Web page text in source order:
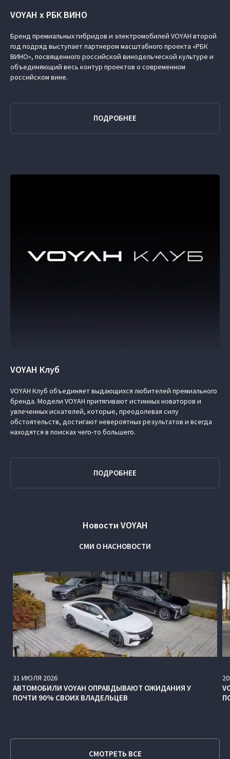
VOYAH x РБК ВИНО
Бренд премиальных гибридов и электромобилей VOYAH второй
год подряд выступает партнером масштабного проекта «РБК
ВИНО», посвященного российской винодельческой культуре и
объединяющий весь контур проектов о современном
российском вине.
ПОДРОБНЕЕ
VOYAH Клуб
VOYAH Клуб объединяет выдающихся любителей премиального
бренда. Модели VOYAH притягивают истинных новаторов и
увлеченных искателей, которые, преодолевая силу
обстоятельств, достигают невероятных результатов и всегда
находятся в поисках чего-то большего.
ПОДРОБНЕЕ
Новости VOYAH
СМИ О НАСНОВОСТИ
31 ИЮЛЯ 2026
АВТОМОБИЛИ VOYAH ОПРАВДЫВАЮТ ОЖИДАНИЯ У
ПОЧТИ 90% СВОИХ ВЛАДЕЛЬЦЕВ
20
СМОТРЕТЬ ВСЕ